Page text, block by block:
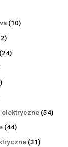
1010
22
produkty
2424
16
elektryczne 5454
4444
produkty
3131